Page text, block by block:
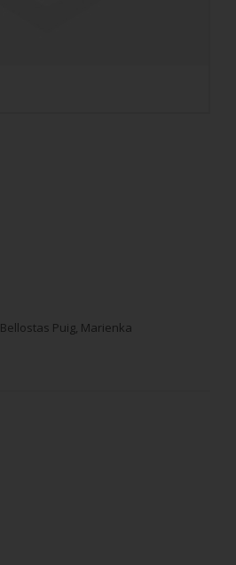
Bellostas Puig, Marienka